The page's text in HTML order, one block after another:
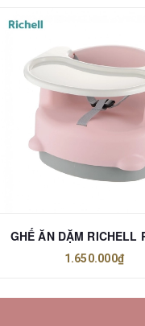
GHẾ ĂN DẶM RICHELL
1.650.000₫